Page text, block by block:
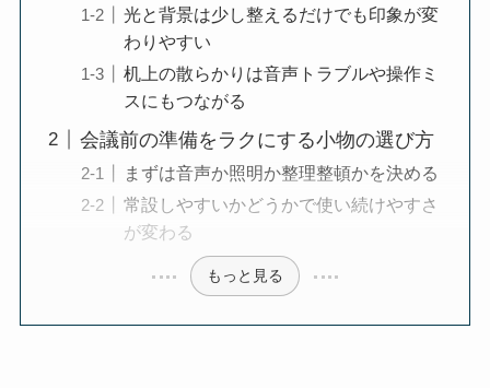
光と背景は少し整えるだけでも印象が変
わりやすい
机上の散らかりは音声トラブルや操作ミ
スにもつながる
会議前の準備をラクにする小物の選び方
まずは音声か照明か整理整頓かを決める
常設しやすいかどうかで使い続けやすさ
が変わる
もっと見る